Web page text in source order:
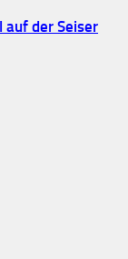
auf der Seiser